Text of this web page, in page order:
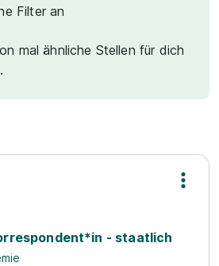
Filter an
mal ähnliche Stellen für dich
- staatlich